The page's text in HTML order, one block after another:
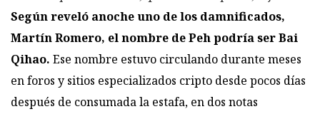
Según reveló anoche uno de los damnificados,
Martín Romero, el nombre de Peh podría ser Bai
Qihao. Ese nombre estuvo circulando durante meses
en foros y sitios especializados cripto desde pocos días
después de consumada la estafa, en dos notas